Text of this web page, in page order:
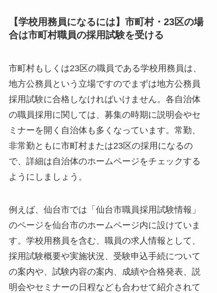
【学校用務員になるには】市町村・23区の場
合は市町村職員の採用試験を受ける
市町村もしくは23区の職員である学校用務員は、
地方公務員という立場ですのでまずは地方公務員
採用試験に合格しなければいけません。各自治体
の職員採用に関しては、募集の時期に説明会やセ
ミナーを開く自治体も多くなっています。常勤、
非常勤ともに市町村または23区の採用になるの
で、詳細は自治体のホームページをチェックする
ようにしましょう。
例えば、仙台市では「仙台市職員採用試験情報」
のページを仙台市のホームページ内に設けていま
す。学校用務員を含む、職員の求人情報として、
採用試験概要や実施状況、受験申込手続について
の案内や、試験内容の案内、成績や合格発表、説
明会やセミナーの日程なども合わせて紹介されて